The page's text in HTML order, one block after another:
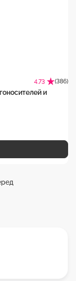
4.73 (386)
и